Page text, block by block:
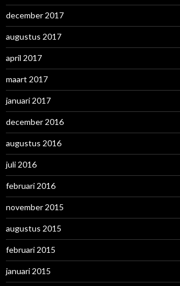
december 2017
augustus 2017
april 2017
maart 2017
januari 2017
december 2016
augustus 2016
juli 2016
februari 2016
november 2015
augustus 2015
februari 2015
januari 2015